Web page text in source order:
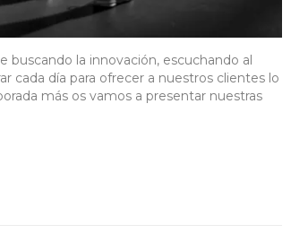
buscando la innovación, escuchando al
cada día para ofrecer a nuestros clientes lo
más os vamos a presentar nuestras